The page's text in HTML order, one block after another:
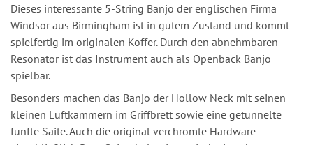
Dieses interessante 5-String Banjo der englischen Firma
Windsor aus Birmingham ist in gutem Zustand und kommt
spielfertig im originalen Koffer. Durch den abnehmbaren
Resonator ist das Instrument auch als Openback Banjo
spielbar.
Besonders machen das Banjo der Hollow Neck mit seinen
kleinen Luftkammern im Griffbrett sowie eine getunnelte
fünfte Saite. Auch die original verchromte Hardware